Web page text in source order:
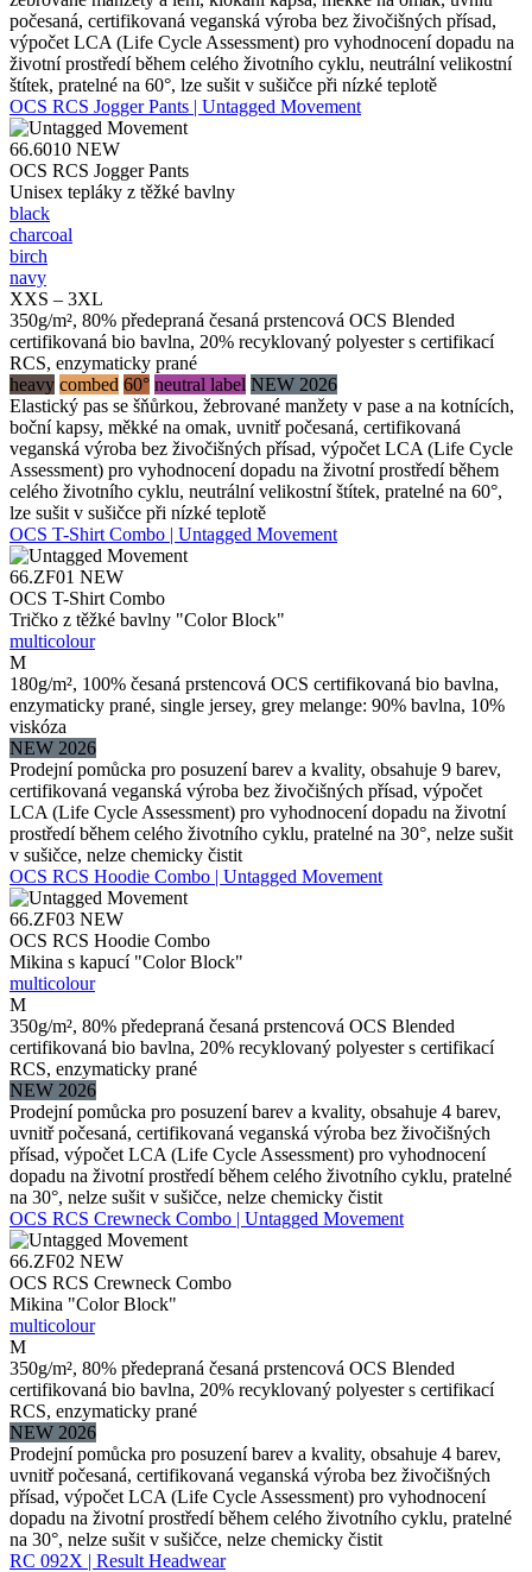
počesaná, certifikovaná veganská výroba bez živočišných přísad,
výpočet LCA (Life Cycle Assessment) pro vyhodnocení dopadu na
životní prostředí během celého životního cyklu, neutrální velikostní
štítek, pratelné na 60°, lze sušit v sušičce při nízké teplotě
OCS RCS Jogger Pants | Untagged Movement
66.6010 NEW
OCS RCS Jogger Pants
Unisex tepláky z těžké bavlny
black
charcoal
birch
navy
XXS – 3XL
350g/m², 80% předepraná česaná prstencová OCS Blended
certifikovaná bio bavlna, 20% recyklovaný polyester s certifikací
RCS, enzymaticky prané
heavy combed 60° neutral label NEW 2026
Elastický pas se šňůrkou, žebrované manžety v pase a na kotnících,
boční kapsy, měkké na omak, uvnitř počesaná, certifikovaná
veganská výroba bez živočišných přísad, výpočet LCA (Life Cycle
Assessment) pro vyhodnocení dopadu na životní prostředí během
celého životního cyklu, neutrální velikostní štítek, pratelné na 60°,
lze sušit v sušičce při nízké teplotě
OCS T-Shirt Combo | Untagged Movement
66.ZF01 NEW
OCS T-Shirt Combo
Tričko z těžké bavlny "Color Block"
multicolour
M
180g/m², 100% česaná prstencová OCS certifikovaná bio bavlna,
enzymaticky prané, single jersey, grey melange: 90% bavlna, 10%
viskóza
NEW 2026
Prodejní pomůcka pro posuzení barev a kvality, obsahuje 9 barev,
certifikovaná veganská výroba bez živočišných přísad, výpočet
LCA (Life Cycle Assessment) pro vyhodnocení dopadu na životní
prostředí během celého životního cyklu, pratelné na 30°, nelze sušit
v sušičce, nelze chemicky čistit
OCS RCS Hoodie Combo | Untagged Movement
66.ZF03 NEW
OCS RCS Hoodie Combo
Mikina s kapucí "Color Block"
multicolour
M
350g/m², 80% předepraná česaná prstencová OCS Blended
certifikovaná bio bavlna, 20% recyklovaný polyester s certifikací
RCS, enzymaticky prané
NEW 2026
Prodejní pomůcka pro posuzení barev a kvality, obsahuje 4 barev,
uvnitř počesaná, certifikovaná veganská výroba bez živočišných
přísad, výpočet LCA (Life Cycle Assessment) pro vyhodnocení
dopadu na životní prostředí během celého životního cyklu, pratelné
na 30°, nelze sušit v sušičce, nelze chemicky čistit
OCS RCS Crewneck Combo | Untagged Movement
66.ZF02 NEW
OCS RCS Crewneck Combo
Mikina "Color Block"
multicolour
M
350g/m², 80% předepraná česaná prstencová OCS Blended
certifikovaná bio bavlna, 20% recyklovaný polyester s certifikací
RCS, enzymaticky prané
NEW 2026
Prodejní pomůcka pro posuzení barev a kvality, obsahuje 4 barev,
uvnitř počesaná, certifikovaná veganská výroba bez živočišných
přísad, výpočet LCA (Life Cycle Assessment) pro vyhodnocení
dopadu na životní prostředí během celého životního cyklu, pratelné
na 30°, nelze sušit v sušičce, nelze chemicky čistit
RC 092X | Result Headwear